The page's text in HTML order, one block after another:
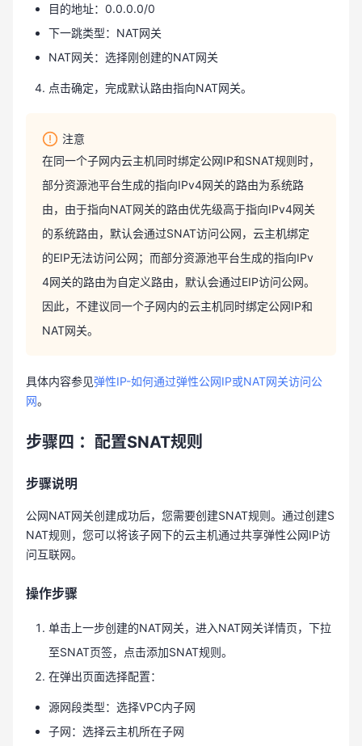
目的地址：0.0.0.0/0
下一跳类型：NAT网关
NAT网关：选择刚创建的NAT网关
点击确定，完成默认路由指向NAT网关。
注意
在同一个子网内云主机同时绑定公网IP和SNAT规则时，
部分资源池平台生成的指向IPv4网关的路由为系统路
由，由于指向NAT网关的路由优先级高于指向IPv4网关
的系统路由，默认会通过SNAT访问公网，云主机绑定
的EIP无法访问公网；而部分资源池平台生成的指向IPv
4网关的路由为自定义路由，默认会通过EIP访问公网。
因此，不建议同一个子网内的云主机同时绑定公网IP和
NAT网关。
具体内容参见弹性IP-如何通过弹性公网IP或NAT网关访问公
网。
步骤四 ：配置SNAT规则
步骤说明
公网NAT网关创建成功后，您需要创建SNAT规则。通过创建S
NAT规则，您可以将该子网下的云主机通过共享弹性公网IP访
问互联网。
操作步骤
单击上一步创建的NAT网关，进入NAT网关详情页，下拉
至SNAT页签，点击添加SNAT规则。
在弹出页面选择配置：
源网段类型：选择VPC内子网
子网：选择云主机所在子网